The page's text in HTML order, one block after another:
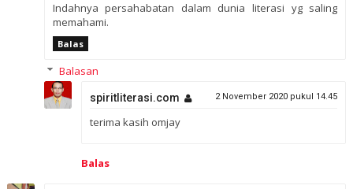
Indahnya persahabatan dalam dunia literasi yg saling
memahami.
Balas
Balasan
spiritliterasi.com 2 November 2020 pukul 14.45
terima kasih omjay
Balas